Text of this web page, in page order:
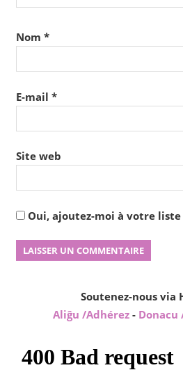
Nom *
E-mail *
Site web
Oui, ajoutez-moi à votre
Soutenez-nous via
Aliĝu /Adhérez - Donacu